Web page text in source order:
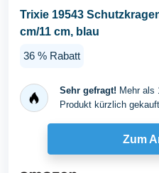
Trixie 19543
cm/11 cm, blau
36 % Rabatt
Sehr gefragt! Mehr als
Produkt kürzlich
Zum